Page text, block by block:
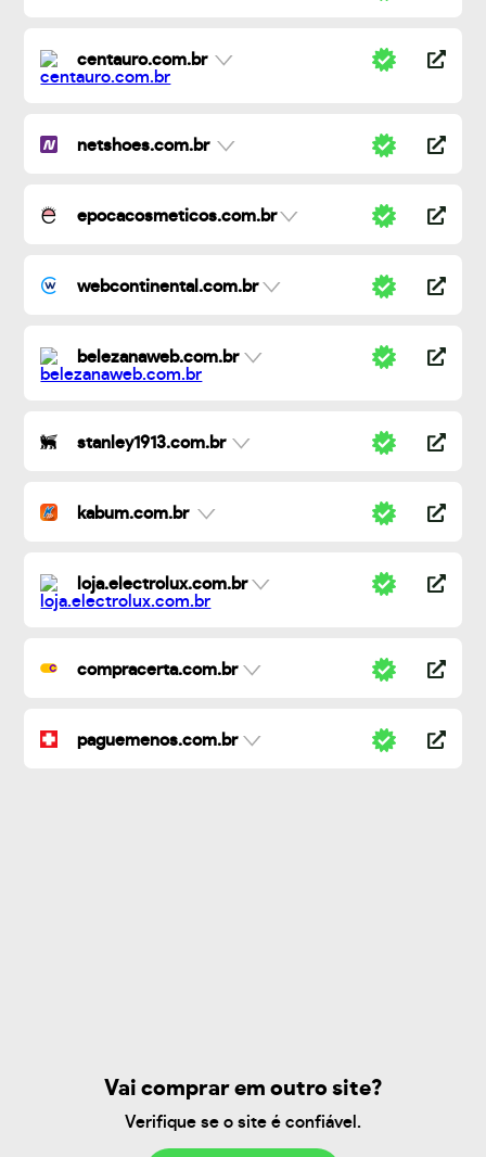
centauro.com.br
netshoes.com.br
epocacosmeticos.com.br
webcontinental.com.br
belezanaweb.com.br
stanley1913.com.br
kabum.com.br
loja.electrolux.com.br
compracerta.com.br
paguemenos.com.br
Vai comprar em outro site?
Verifique se o site é confiável.